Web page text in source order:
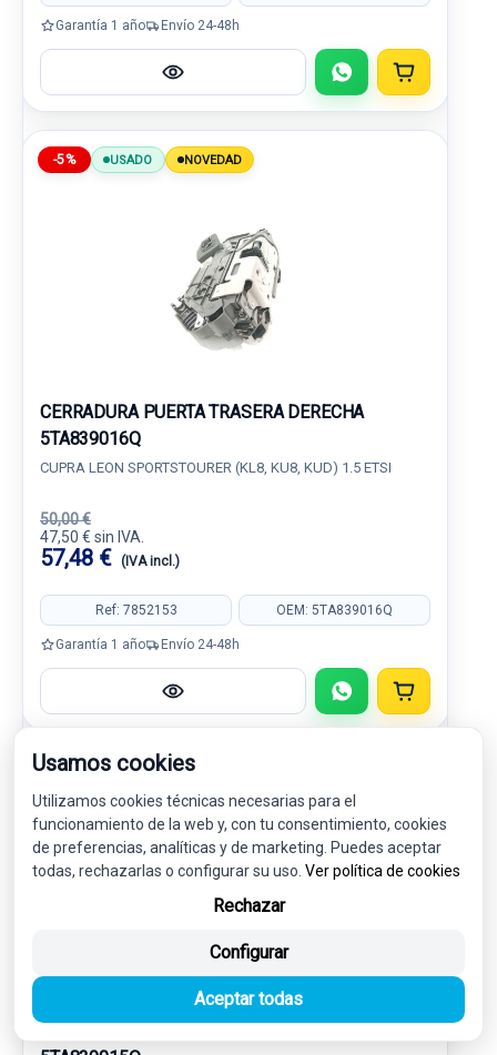
Garantía 1 año Envío 24-48h
-5% USADO NOVEDAD
CERRADURA PUERTA TRASERA DERECHA
5TA839016Q
CUPRA LEON SPORTSTOURER (KL8, KU8, KUD) 1.5 ETSI
50,00 €
47,50 € sin IVA.
57,48 € (IVA incl.)
Ref: 7852153 OEM: 5TA839016Q
Garantía 1 año Envío 24-48h
Usamos cookies
Utilizamos cookies técnicas necesarias para el
funcionamiento de la web y, con tu consentimiento, cookies
de preferencias, analíticas y de marketing. Puedes aceptar
todas, rechazarlas o configurar su uso. Ver política de cookies
Rechazar
Configurar
Aceptar todas